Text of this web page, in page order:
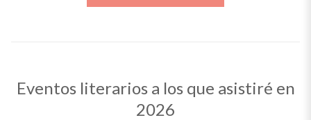
Eventos literarios a los que asistiré en
2026